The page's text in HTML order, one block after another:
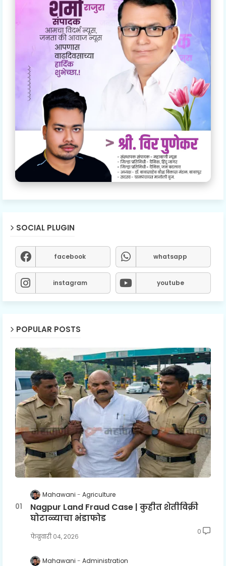
SOCIAL PLUGIN
facebook whatsapp
instagram youtube
POPULAR POSTS
Mahawani Agriculture
Nagpur Land Fraud Case | कुहीत शेतीविक्री
घोटाळ्याचा भंडाफोड
फेब्रुवारी ०४, २०२६
0
Mahawani Administration